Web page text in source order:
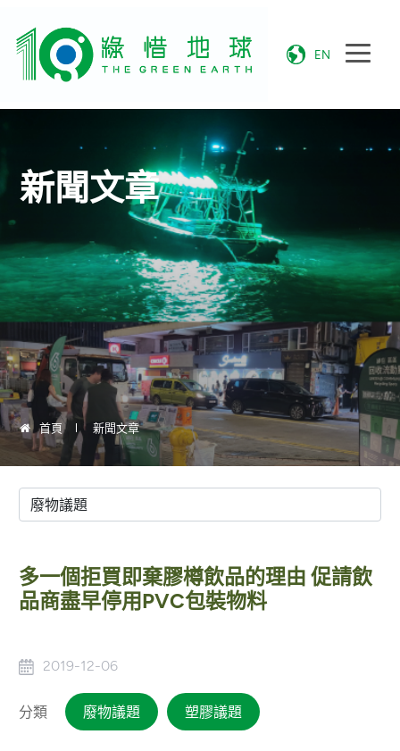
EN
新聞文章
首頁 新聞文章
多一個拒買即棄膠樽飲品的理由 促請飲
品商盡早停用PVC包裝物料
2019-12-06
分類 廢物議題 塑膠議題